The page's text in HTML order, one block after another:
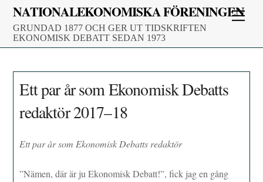
Skip
content
NATIONALEKONOMISKA FÖRENINGEN
GRUNDAD 1877 OCH GER UT TIDSKRIFTEN
EKONOMISK DEBATT SEDAN 1973
Ett par år som Ekonomisk Debatts
redaktör 2017–18
Ett par år som Ekonomisk Debatts redaktör
”Nämen, där är ju Ekonomisk Debatt!”, fick jag en gång